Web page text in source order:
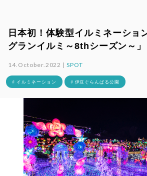
日本初！体験型イルミネーショ
グランイルミ～8thシーズン～」
14.October.2022 |SPOT
# イルミネーション # 伊豆ぐらんぱる公園